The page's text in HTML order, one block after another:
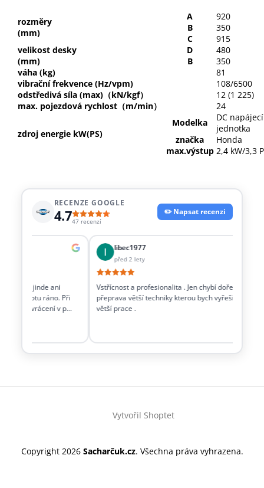
rozměry
(mm)
A
920
B
350
C
915
velikost desky
(mm)
D
480
B
350
váha (kg)
81
vibrační frekvence (Hz/vpm)
108/6500
odstředivá síla (max)（kN/kgf）
12 (1 225)
max. pojezdová rychlost（m/min）
24
zdroj energie kW(PS)
Modelka
DC napájecí
jednotka
značka
Honda
max.výstup 2,4 kW/3,3
RECENZE GOOGLE
4.747 recenzí
✏️ Napsat recenzi
co jinde ani
sobotu ráno. Při
a vrácení v p…
libec1977
před 2 lety
Vstřícnost a profesionalita . Jen chybí dořešit i
přeprava větší techniky kterou bych vyřešil
větší prace .
Z
Vytvořil Shoptet
Copyright 2026 Sacharčuk.cz. Všechna práva vyhrazena.